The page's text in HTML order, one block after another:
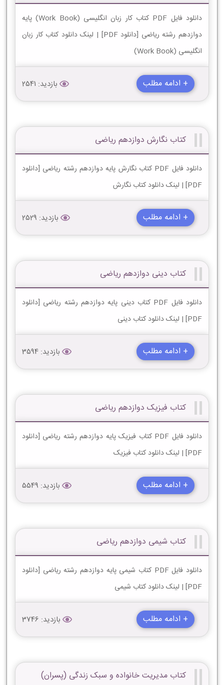
دانلود فایل PDF کتاب کار زبان انگليسی (Work Book) پایه
دوازدهم رشته ریاضی [دانلود PDF] | لینک دانلود کتاب کار زبان
انگليسی (Work Book)
+ ادامه مطلب بازدید: 2541
کتاب نگارش دوازدهم ریاضی
دانلود فایل PDF کتاب نگارش پایه دوازدهم رشته ریاضی [دانلود
PDF] | لینک دانلود کتاب نگارش
+ ادامه مطلب بازدید: 2529
کتاب دینی دوازدهم ریاضی
دانلود فایل PDF کتاب دینی پایه دوازدهم رشته ریاضی [دانلود
PDF] | لینک دانلود کتاب دینی
+ ادامه مطلب بازدید: 3594
کتاب فیزیک دوازدهم ریاضی
دانلود فایل PDF کتاب فیزیک پایه دوازدهم رشته ریاضی [دانلود
PDF] | لینک دانلود کتاب فیزیک
+ ادامه مطلب بازدید: 5549
کتاب شیمی دوازدهم ریاضی
دانلود فایل PDF کتاب شیمی پایه دوازدهم رشته ریاضی [دانلود
PDF] | لینک دانلود کتاب شیمی
+ ادامه مطلب بازدید: 3746
کتاب مدیریت خانواده و سبک زندگی (پسران)